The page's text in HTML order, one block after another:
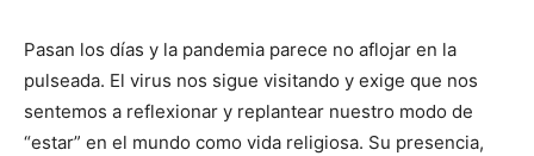
Pasan los días y la pandemia parece no aflojar en la
pulseada. El virus nos sigue visitando y exige que nos
sentemos a reflexionar y replantear nuestro modo de
“estar” en el mundo como vida religiosa. Su presencia,